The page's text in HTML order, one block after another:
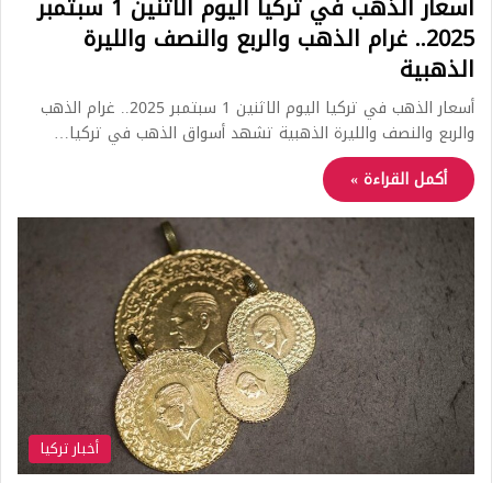
2025.. غرام الذهب والربع والنصف والليرة
الذهبية
أسعار الذهب في تركيا اليوم الاثنين 1 سبتمبر 2025.. غرام الذهب
والربع والنصف والليرة الذهبية تشهد أسواق الذهب في تركيا…
أكمل القراءة »
أخبار تركيا